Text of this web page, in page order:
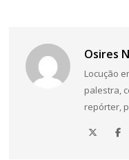
Osires
Locução
palestra,
repórter,